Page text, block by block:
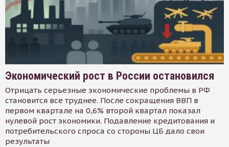
Экономический рост в России остановился
Отрицать серьезные экономические проблемы в РФ
становится все труднее. После сокращения ВВП в
первом квартале на 0,6% второй квартал показал
нулевой рост экономики. Подавление кредитования и
потребительского спроса со стороны ЦБ дало свои
результаты